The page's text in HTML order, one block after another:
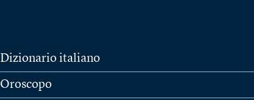
Dizionario italiano
Oroscopo